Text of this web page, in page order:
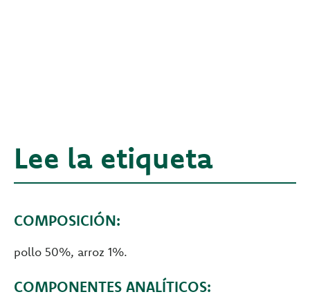
Lee la etiqueta
COMPOSICIÓN:
pollo 50%, arroz 1%.
COMPONENTES ANALÍTICOS: